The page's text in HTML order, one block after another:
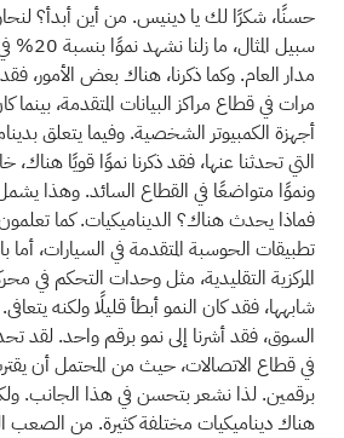
حسنًا، شكرًا لك يا دينيس. من أين أبدأ؟
سبيل
مدار العام. وكما ذكرنا، هناك بعض الأمور،
مرات في قطاع مراكز البيانات المتقدمة،
أجهزة الكمبيوتر الشخصية. وفيما يتعلق
التي تحدثنا عنها، فقد ذكرنا نموًا قويًا هناك،
ونموًا متواضعًا في القطاع السائد. وهذا
فماذا يحدث هناك؟ الديناميكيات. كما
تطبيقات الحوسبة المتقدمة في السيارات، أما
المركزية التقليدية، مثل وحدات التحكم في
شابهها، فقد كان النمو أبطأ قليلًا ولكنه
السوق، فقد أشرنا إلى نمو برقم واحد.
في قطاع الاتصالات، حيث من المحتمل أن
برقمين. لذا نشعر بتحسن في هذا الجانب.
هناك ديناميكيات مختلفة كثيرة. من الصعب